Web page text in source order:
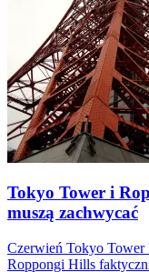
Tokyo Tower i
muszą zachwycać
Czerwień Tokyo Tower
Roppongi Hills